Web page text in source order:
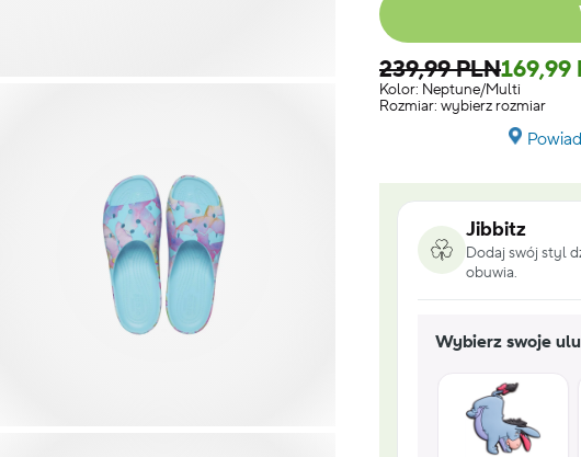
239,99 PLN169,99
Kolor: Neptune/Multi
Rozmiar: wybierz rozmiar
Jibbitz
Dodaj swój styl
obuwia.
Wybierz swoje